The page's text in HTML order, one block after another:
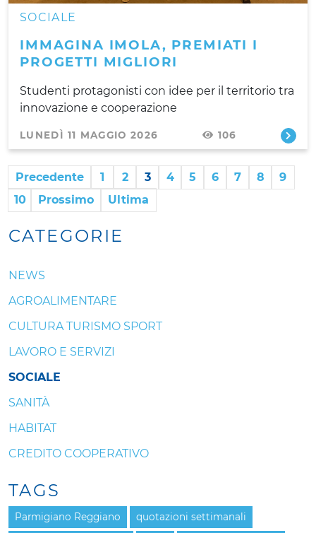
SOCIALE
IMMAGINA IMOLA, PREMIATI I
PROGETTI MIGLIORI
Studenti protagonisti con idee per il territorio tra
innovazione e cooperazione
LUNEDÌ 11 MAGGIO 2026 106
Precedente 1 2 3 4 5 6 7 8
9
10
Prossimo Ultima
CATEGORIE
NEWS
AGROALIMENTARE
CULTURA TURISMO SPORT
LAVORO E SERVIZI
SOCIALE
SANITÀ
HABITAT
CREDITO COOPERATIVO
TAGS
Parmigiano Reggiano quotazioni settimanali